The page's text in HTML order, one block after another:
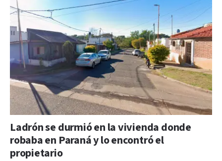
Ladrón se durmió en la vivienda donde
robaba en Paraná y lo encontró el
propietario